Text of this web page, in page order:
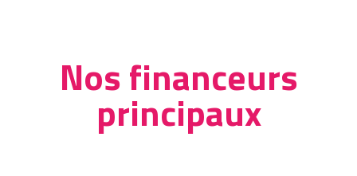
Nos financeurs
principaux